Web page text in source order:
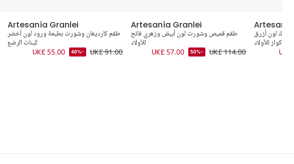
Artesanía Granlei
طقم كارديغان وشورت بطبعة ورود لون أخضر
للبنات الرضع
UK£ 91.00
-40%
UK£ 55.00
Artesanía Granlei
طقم قميص وشورت لون أبيض وزهري فاتح
للأولاد
UK£ 114.00
-50%
UK£ 57.00
لون أزرق
تركواز للأولاد